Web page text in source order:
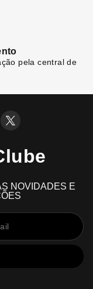
pela central de
NOVIDADES E